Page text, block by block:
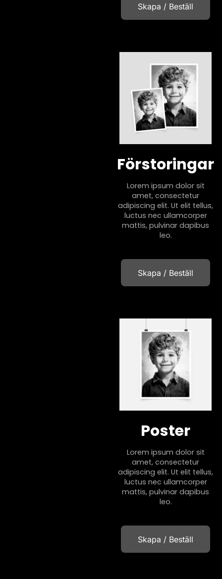
Skapa / Beställ
Förstoringar
Lorem ipsum dolor sit
amet, consectetur
adipiscing elit. Ut elit tellus,
luctus nec ullamcorper
mattis, pulvinar dapibus
leo.
Skapa / Beställ
Poster
Lorem ipsum dolor sit
amet, consectetur
adipiscing elit. Ut elit tellus,
luctus nec ullamcorper
mattis, pulvinar dapibus
leo.
Skapa / Beställ